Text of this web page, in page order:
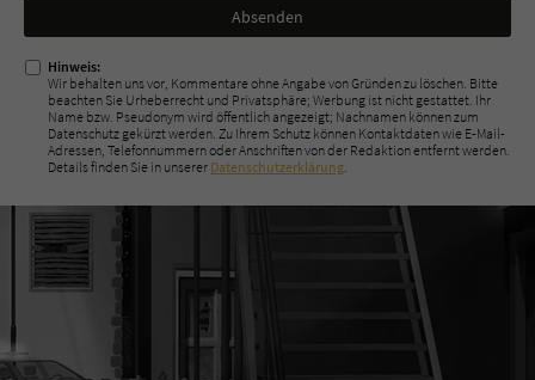
Nicht
ausfüllen!
Hinweis:
Wir behalten uns vor, Kommentare ohne Angabe von Gründen zu löschen. Bitte
beachten Sie Urheberrecht und Privatsphäre; Werbung ist nicht gestattet. Ihr
Name bzw. Pseudonym wird öffentlich angezeigt; Nachnamen können zum
Datenschutz gekürzt werden. Zu Ihrem Schutz können Kontaktdaten wie E-Mail-
Adressen, Telefonnummern oder Anschriften von der Redaktion entfernt werden.
Details finden Sie in unserer Datenschutzerklärung.